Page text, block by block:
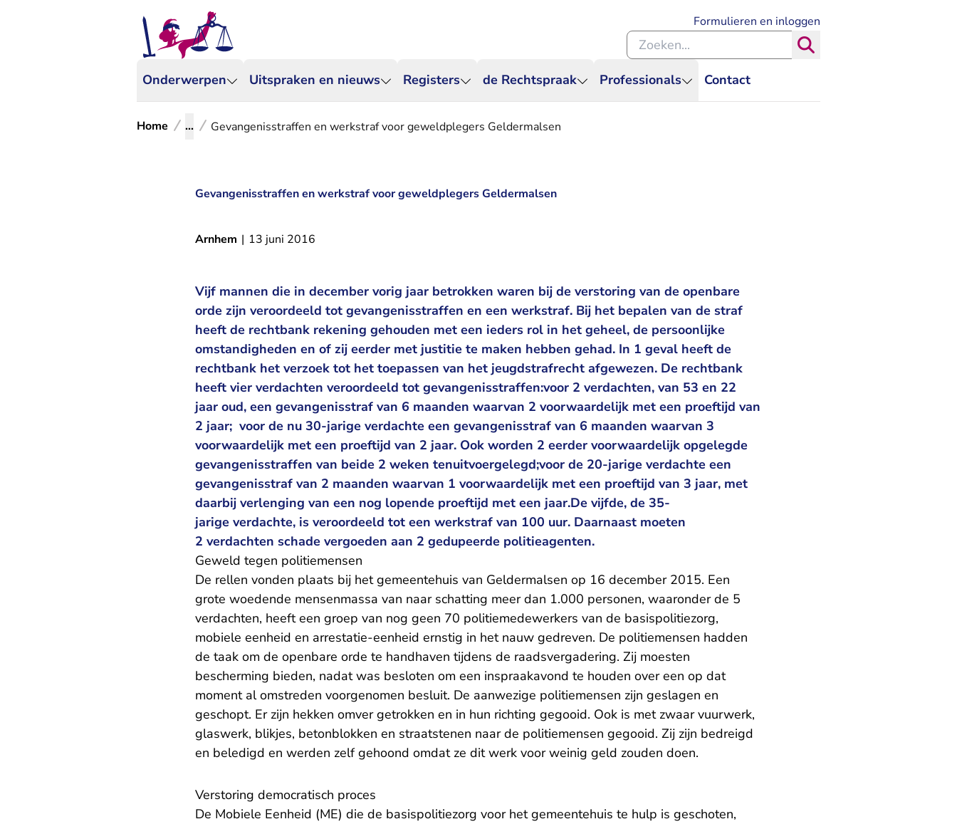
Onderwerpen Uitspraken en nieuws Registers de Rechtspraak Professionals Contact
Formulieren en inloggen
Zoeken binnen de Rechtspraak
Home ... Gevangenisstraffen en werkstraf voor geweldplegers Geldermalsen
Gevangenisstraffen en werkstraf voor geweldplegers Geldermalsen
Arnhem | 13 juni 2016
Vijf mannen die in december vorig jaar betrokken waren bij de verstoring van de openbare
orde zijn veroordeeld tot gevangenisstraffen en een werkstraf. Bij het bepalen van de straf
heeft de rechtbank rekening gehouden met een ieders rol in het geheel, de persoonlijke
omstandigheden en of zij eerder met justitie te maken hebben gehad. In 1 geval heeft de
rechtbank het verzoek tot het toepassen van het jeugdstrafrecht afgewezen. De rechtbank
heeft vier verdachten veroordeeld tot gevangenisstraffen:voor 2 verdachten, van 53 en 22
jaar oud, een gevangenisstraf van 6 maanden waarvan 2 voorwaardelijk met een proeftijd van
2 jaar; voor de nu 30-jarige verdachte een gevangenisstraf van 6 maanden waarvan 3
voorwaardelijk met een proeftijd van 2 jaar. Ook worden 2 eerder voorwaardelijk opgelegde
gevangenisstraffen van beide 2 weken tenuitvoergelegd;voor de 20-jarige verdachte een
gevangenisstraf van 2 maanden waarvan 1 voorwaardelijk met een proeftijd van 3 jaar, met
daarbij verlenging van een nog lopende proeftijd met een jaar.De vijfde, de 35-
jarige verdachte, is veroordeeld tot een werkstraf van 100 uur. Daarnaast moeten
2 verdachten schade vergoeden aan 2 gedupeerde politieagenten.
Geweld tegen politiemensen
De rellen vonden plaats bij het gemeentehuis van Geldermalsen op 16 december 2015. Een
grote woedende mensenmassa van naar schatting meer dan 1.000 personen, waaronder de 5
verdachten, heeft een groep van nog geen 70 politiemedewerkers van de basispolitiezorg,
mobiele eenheid en arrestatie-eenheid ernstig in het nauw gedreven. De politiemensen hadden
de taak om de openbare orde te handhaven tijdens de raadsvergadering. Zij moesten
bescherming bieden, nadat was besloten om een inspraakavond te houden over een op dat
moment al omstreden voorgenomen besluit. De aanwezige politiemensen zijn geslagen en
geschopt. Er zijn hekken omver getrokken en in hun richting gegooid. Ook is met zwaar vuurwerk,
glaswerk, blikjes, betonblokken en straatstenen naar de politiemensen gegooid. Zij zijn bedreigd
en beledigd en werden zelf gehoond omdat ze dit werk voor weinig geld zouden doen.
Verstoring democratisch proces
De Mobiele Eenheid (ME) die de basispolitiezorg voor het gemeentehuis te hulp is geschoten,